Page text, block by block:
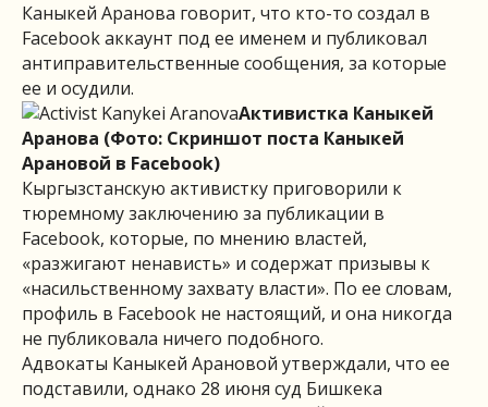
Каныкей Аранова говорит, что кто-то создал в
Facebook аккаунт под ее именем и публиковал
антиправительственные сообщения, за которые
ее и осудили.
Активистка Каныкей
Аранова (Фото: Скриншот поста Каныкей
Арановой в Facebook)
Кыргызстанскую активистку приговорили к
тюремному заключению за публикации в
Facebook, которые, по мнению властей,
«разжигают ненависть» и содержат призывы к
«насильственному захвату власти». По ее словам,
профиль в Facebook не настоящий, и она никогда
не публиковала ничего подобного.
Адвокаты Каныкей Арановой утверждали, что ее
подставили, однако 28 июня суд Бишкека